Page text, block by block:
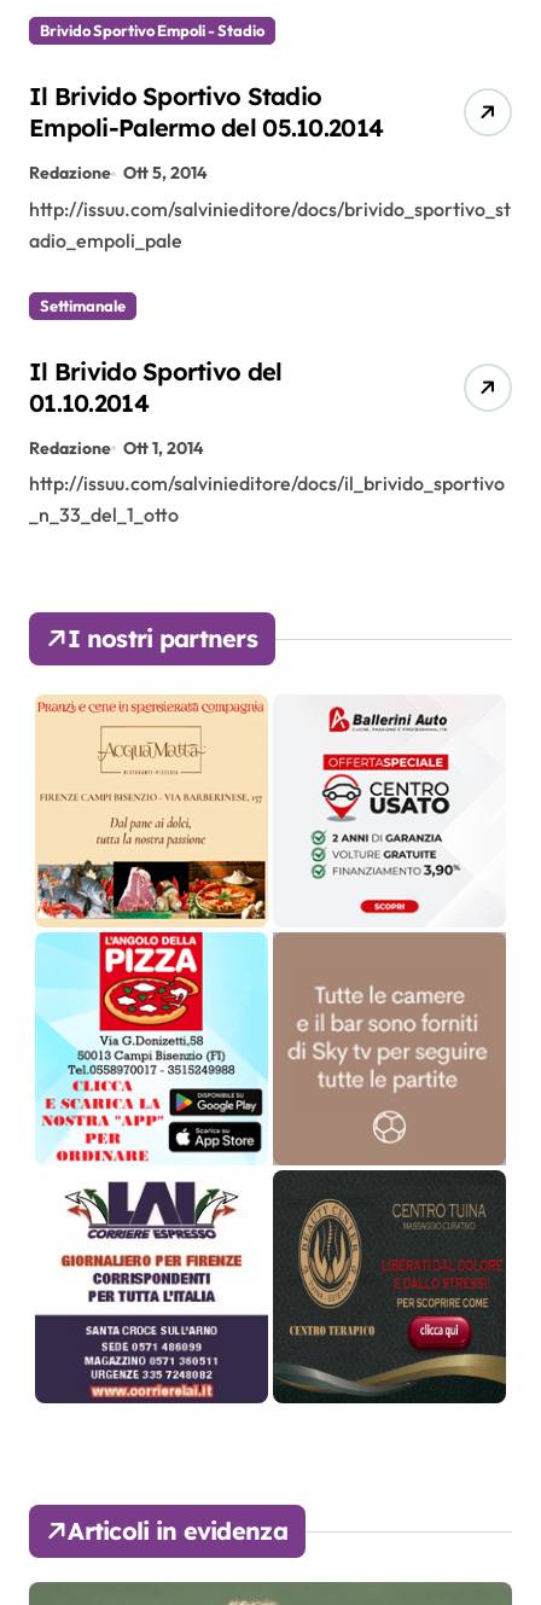
Brivido Sportivo Empoli - Stadio
Il Brivido Sportivo Stadio
Empoli-Palermo del 05.10.2014
Redazione Ott 5, 2014
http://issuu.com/salvinieditore/docs/brivido_sportivo_st
adio_empoli_pale
Settimanale
Il Brivido Sportivo del
01.10.2014
Redazione Ott 1, 2014
http://issuu.com/salvinieditore/docs/il_brivido_sportivo
_n_33_del_1_otto
I nostri partners
Articoli in evidenza